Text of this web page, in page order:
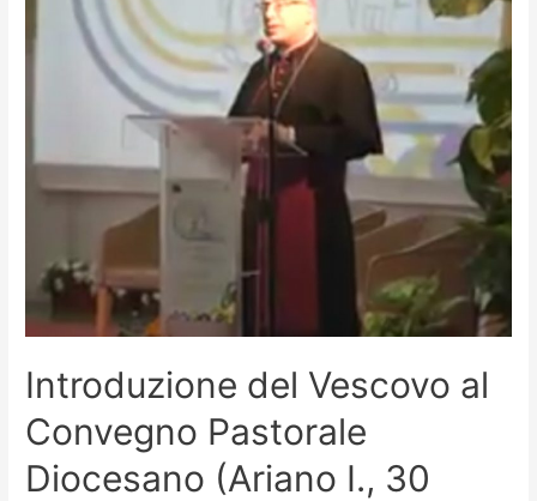
Introduzione del Vescovo al
Convegno Pastorale
Diocesano (Ariano I., 30